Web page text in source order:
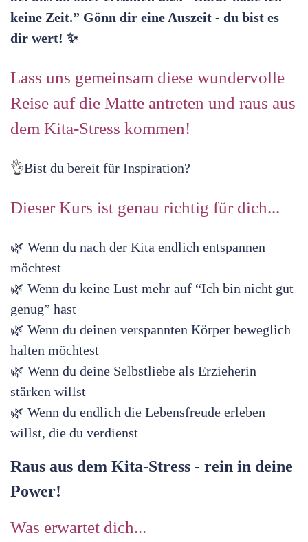
keine Zeit.” Gönn dir eine Auszeit - du bist es
dir wert! ✨
Lass uns gemeinsam diese wundervolle
Reise auf die Matte antreten und raus aus
dem Kita-Stress kommen!
👌Bist du bereit für Inspiration?
Dieser Kurs ist genau richtig für dich...
🌿 Wenn du nach der Kita endlich entspannen
möchtest
🌿 Wenn du keine Lust mehr auf “Ich bin nicht gut
genug” hast
🌿 Wenn du deinen verspannten Körper beweglich
halten möchtest
🌿 Wenn du deine Selbstliebe als Erzieherin
stärken willst
🌿 Wenn du endlich die Lebensfreude erleben
willst, die du verdienst
Raus aus dem Kita-Stress - rein in deine
Power!
Was erwartet dich...